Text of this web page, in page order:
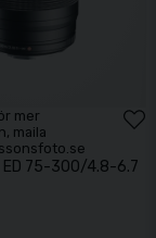
mer
maila
75-300/4.8-6.7